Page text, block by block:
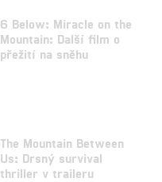
6 Below: Miracle on the
Mountain: Další film o
přežití na sněhu
The Mountain Between
Us: Drsný survival
thriller v traileru